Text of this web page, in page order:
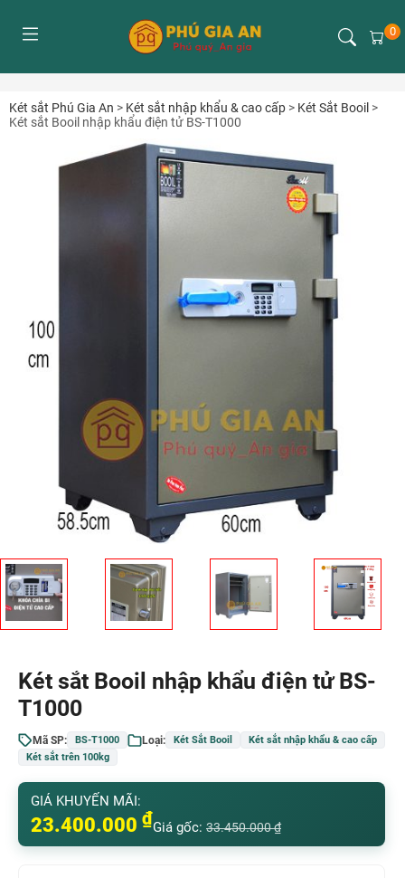
0
Két sắt Phú Gia An > Két sắt nhập khẩu & cao cấp > Két Sắt Booil >
Két sắt Booil nhập khẩu điện tử BS-T1000
Két sắt Booil nhập khẩu điện tử BS-
T1000
Mã SP: BS-T1000 Loại: Két Sắt Booil
Két sắt nhập khẩu & cao cấp
Két sắt trên 100kg
GIÁ KHUYẾN MÃI:
23.400.000 ₫Giá gốc: 33.450.000₫